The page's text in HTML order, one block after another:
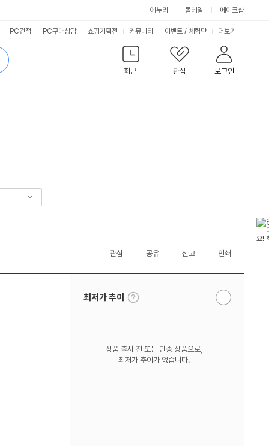
에누리 몰테일 메이크샵
최근
관심 로그인
PC견적 PC구매상담 쇼핑기획전 커뮤니티 이벤트 / 체험단 서
비
스
더보기
관심 공유 신고 인쇄
최저가 추이
툴
팁
알
상품 출시 전 또는 단종 상품으로,
최저가 추이가 없습니다.